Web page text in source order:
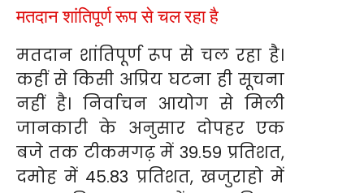
मतदान शांतिपूर्ण रूप से चल रहा है
मतदान शांतिपूर्ण रूप से चल रहा है।
कहीं से किसी अप्रिय घटना ही सूचना
नहीं है। निर्वाचन आयोग से मिली
जानकारी के अनुसार दोपहर एक
बजे तक टीकमगढ़ में 39.59 प्रतिशत,
दमोह में 45.83 प्रतिशत, खजुराहो में